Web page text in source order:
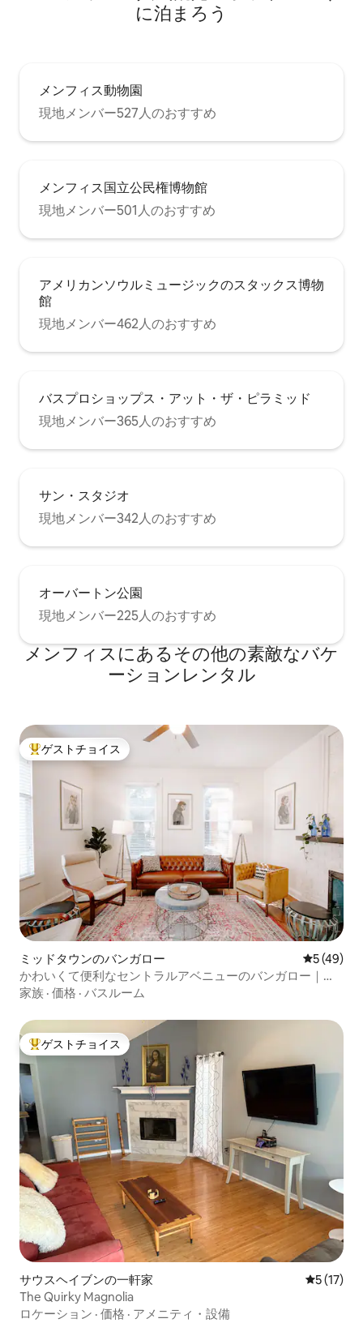
に泊まろう
メンフィス動物園
現地メンバー527人のおすすめ
メンフィス国立公民権博物館
現地メンバー501人のおすすめ
アメリカンソウルミュージックのスタックス博物
館
現地メンバー462人のおすすめ
バスプロショップス・アット・ザ・ピラミッド
現地メンバー365人のおすすめ
サン・スタジオ
現地メンバー342人のおすすめ
オーバートン公園
現地メンバー225人のおすすめ
メンフィスにあるその他の素敵なバケ
ーションレンタル
大好評のゲストチョイスです。
ゲストチョイス
ミッドタウンのバンガロー レビュー
5 (49)
かわいくて便利なセントラルアベニューのバンガロー｜キ
ングサイズベッド
家族 · 価格 · バスルーム
大好評のゲストチョイスです。
ゲストチョイス
サウスヘイブンの一軒家 レビュー
5 (17)
The Quirky Magnolia
ロケーション · 価格 · アメニティ・設備